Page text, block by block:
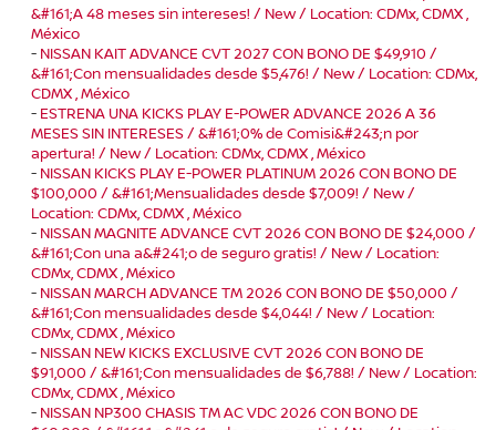
&#161;A 48 meses sin intereses! / New / Location: CDMx, CDMX ,
México
- NISSAN KAIT ADVANCE CVT 2027 CON BONO DE $49,910 /
&#161;Con mensualidades desde $5,476! / New / Location: CDMx,
CDMX , México
- ESTRENA UNA KICKS PLAY E-POWER ADVANCE 2026 A 36
MESES SIN INTERESES / &#161;0% de Comisi&#243;n por
apertura! / New / Location: CDMx, CDMX , México
- NISSAN KICKS PLAY E-POWER PLATINUM 2026 CON BONO DE
$100,000 / &#161;Mensualidades desde $7,009! / New /
Location: CDMx, CDMX , México
- NISSAN MAGNITE ADVANCE CVT 2026 CON BONO DE $24,000 /
&#161;Con una a&#241;o de seguro gratis! / New / Location:
CDMx, CDMX , México
- NISSAN MARCH ADVANCE TM 2026 CON BONO DE $50,000 /
&#161;Con mensualidades desde $4,044! / New / Location:
CDMx, CDMX , México
- NISSAN NEW KICKS EXCLUSIVE CVT 2026 CON BONO DE
$91,000 / &#161;Con mensualidades de $6,788! / New / Location:
CDMx, CDMX , México
- NISSAN NP300 CHASIS TM AC VDC 2026 CON BONO DE